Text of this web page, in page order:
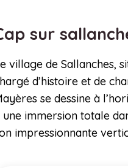
sur
village de Sallanches,
d’histoire et de
se dessine à
une immersion totale
impressionnante